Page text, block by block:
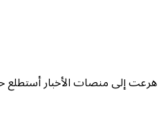
هرعت إلى منصات الأخبار